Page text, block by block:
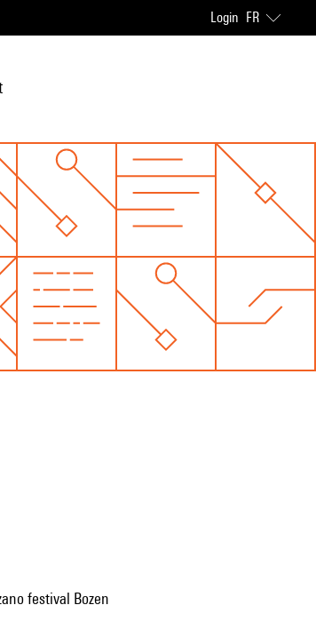
Login FR
festival Bozen